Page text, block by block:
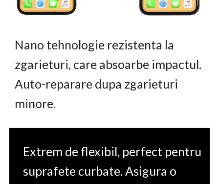
Nano tehnologie rezistenta la
zgarieturi, care absoarbe impactul.
Auto-reparare dupa zgarieturi
minore.
Extrem de flexibil, perfect pentru
suprafete curbate. Asigura o